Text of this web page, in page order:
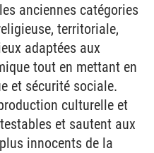
anciennes catégories
territoriale,
adaptées aux
tout en mettant en
et sécurité sociale.
culturelle et
et sautent aux
innocents de la